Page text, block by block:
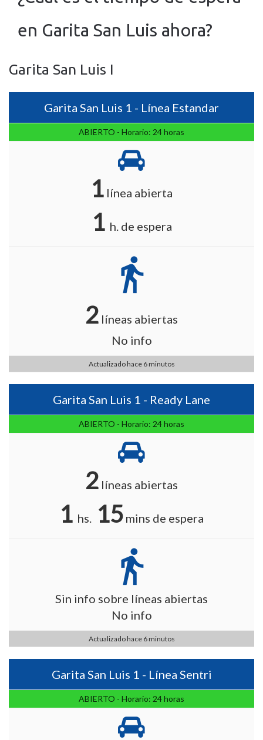
en Garita San Luis ahora?
Garita San Luis I
Garita San Luis 1 - Línea Estandar
ABIERTO - Horario: 24 horas
1 línea abierta
1 h. de espera
directions_walk
2 líneas abiertas
No info
Actualizado hace 6 minutos
Garita San Luis 1 - Ready Lane
ABIERTO - Horario: 24 horas
2 líneas abiertas
1 hs. 15 mins de espera
directions_walk
Sin info sobre líneas abiertas
No info
Actualizado hace 6 minutos
Garita San Luis 1 - Línea Sentri
ABIERTO - Horario: 24 horas